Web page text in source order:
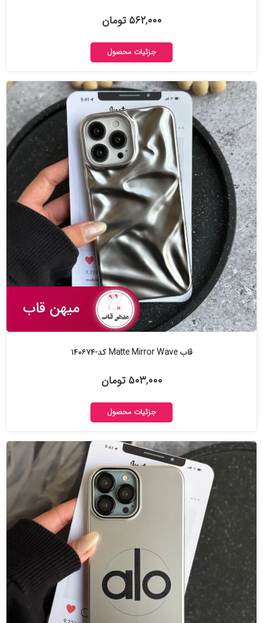
۵۶۲,۰۰۰ تومان
جزئیات محصول
قاب Matte Mirror Wave کد-۱۴۰۶۷۴
۵۰۳,۰۰۰ تومان
جزئیات محصول